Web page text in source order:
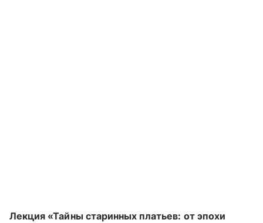
Лекция «Тайны старинных платьев: от эпохи